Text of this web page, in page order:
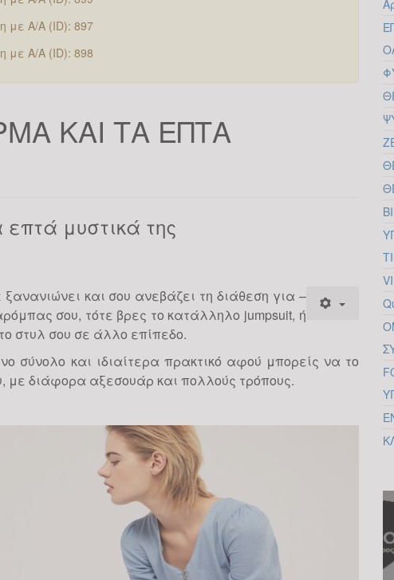
με Α/Α (ID): 897
με Α/Α (ID): 898
ΚΑΙ ΤΑ ΕΠΤΑ
μυστικά της
και σου ανεβάζει τη διάθεση για –
σου, τότε βρες το κατάλληλο jumpsuit, ή
στυλ σου σε άλλο επίπεδο.
σύνολο και ιδιαίτερα πρακτικό αφού μπορείς να το
με διάφορα αξεσουάρ και πολλούς τρόπους.